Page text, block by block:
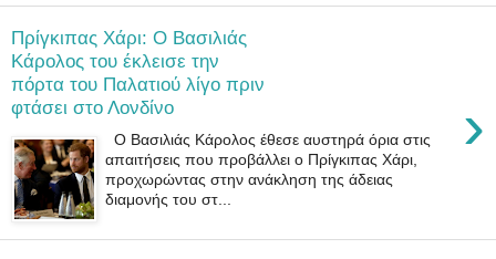
Πρίγκιπας Χάρι: Ο Βασιλιάς
Κάρολος του έκλεισε την
πόρτα του Παλατιού λίγο πριν
φτάσει στο Λονδίνο
›
Ο Βασιλιάς Κάρολος έθεσε αυστηρά όρια στις
απαιτήσεις που προβάλλει ο Πρίγκιπας Χάρι,
προχωρώντας στην ανάκληση της άδειας
διαμονής του στ...